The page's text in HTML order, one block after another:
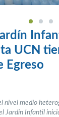
UCN
Egreso
nivel medio
Jardín Infantil